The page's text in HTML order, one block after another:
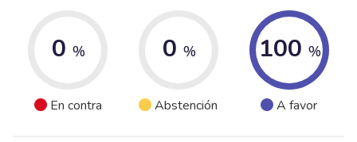
0 %
En contra
0 %
Abstención
100 %
A favor